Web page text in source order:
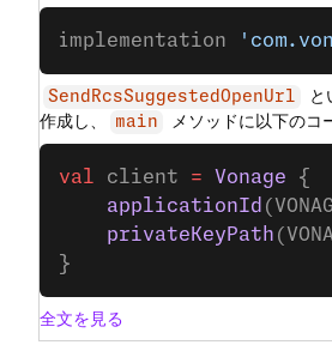
implementation
SendRcsSuggestedOpenUrl
と
作成し、
main メソッドに以下のコ
val client = Vonage {
    applicationId
    privateKeyPath
}
全文を見る